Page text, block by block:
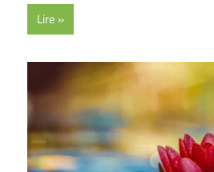
Lire